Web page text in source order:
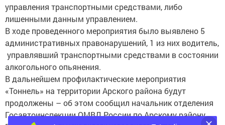
управления транспортными средствами, либо
лишенными данным управлением.
В ходе проведенного мероприятия было выявлено 5
административных правонарушений, 1 из них водитель,
управлявший транспортными средствами в состоянии
алкогольного опьянения.
В дальнейшем профилактические мероприятия
«Тоннель» на территории Арского района будут
продолжены – об этом сообщил начальник отделения
Госавтоинспекции ОМВД России по Арскому району